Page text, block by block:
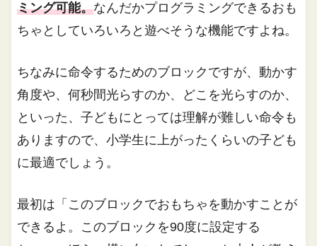
ミング可能。なんだかプログラミングできるおも
ちゃとしていろいろと遊べそうな機能ですよね。
ちなみに命令するためのブロックですが、動かす
角度や、何秒間光らすのか、どこを光らすのか、
といった、子どもにとっては理解が難しい命令も
ありますので、小学生に上がったくらいの子ども
に最適でしょう。
最初は「このブロックでおもちゃを動かすことが
できるよ。このブロックを90度に設定する